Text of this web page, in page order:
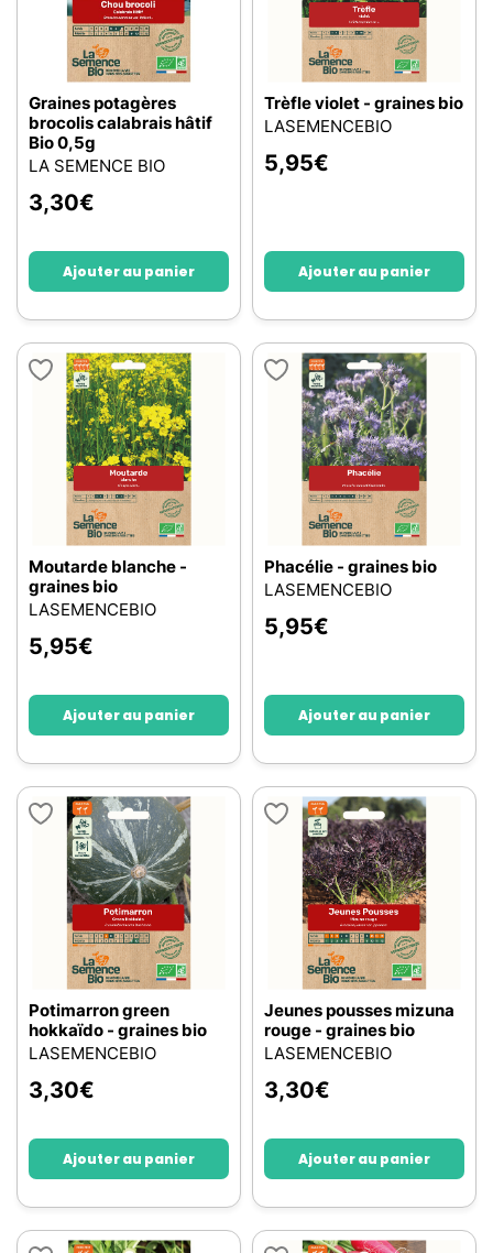
Graines potagères
brocolis calabrais hâtif
Bio 0,5g
LA SEMENCE BIO
3,30€
Ajouter au panier
Trèfle violet - graines bio
LASEMENCEBIO
5,95€
Ajouter au panier
Moutarde blanche -
graines bio
LASEMENCEBIO
5,95€
Ajouter au panier
Phacélie - graines bio
LASEMENCEBIO
5,95€
Ajouter au panier
Potimarron green
hokkaïdo - graines bio
LASEMENCEBIO
3,30€
Ajouter au panier
Jeunes pousses mizuna
rouge - graines bio
LASEMENCEBIO
3,30€
Ajouter au panier